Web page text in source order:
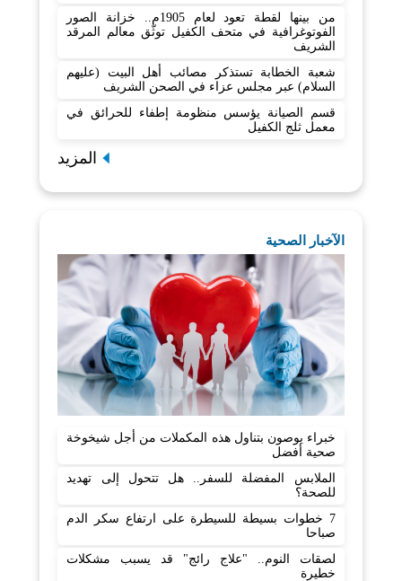
من بينها لقطة تعود لعام 1905م.. خزانة الصور
الفوتوغرافية في متحف الكفيل توثّق معالم المرقد
الشريف
شعبة الخطابة تستذكر مصائب أهل البيت (عليهم
السلام) عبر مجلس عزاء في الصحن الشريف
قسم الصيانة يؤسس منظومة إطفاء للحرائق في
معمل ثلج الكفيل
المزيد
الآخبار الصحية
خبراء يوصون بتناول هذه المكملات من أجل شيخوخة
صحية أفضل
الملابس المفضلة للسفر.. هل تتحول إلى تهديد
للصحة؟
7 خطوات بسيطة للسيطرة على ارتفاع سكر الدم
صباحا
لصقات النوم.. "علاج رائج" قد يسبب مشكلات
خطيرة